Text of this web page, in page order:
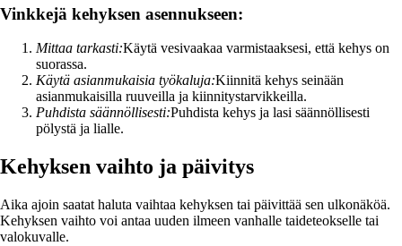
Vinkkejä kehyksen asennukseen:
Mittaa tarkasti:Käytä vesivaakaa varmistaaksesi, että kehys on
suorassa.
Käytä asianmukaisia työkaluja:Kiinnitä kehys seinään
asianmukaisilla ruuveilla ja kiinnitystarvikkeilla.
Puhdista säännöllisesti:Puhdista kehys ja lasi säännöllisesti
pölystä ja lialle.
Kehyksen vaihto ja päivitys
Aika ajoin saatat haluta vaihtaa kehyksen tai päivittää sen ulkonäköä.
Kehyksen vaihto voi antaa uuden ilmeen vanhalle taideteokselle tai
valokuvalle.